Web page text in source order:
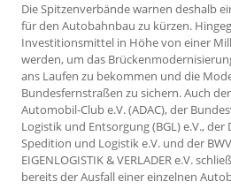
Die Spitzenverbände warnen deshalb
für den Autobahnbau zu kürzen.
Investitionsmittel in Höhe von einer
werden, um das
ans Laufen zu bekommen und die
Bundesfernstraßen zu sichern. Auch
Automobil-Club e.V. (ADAC), der
Logistik und Entsorgung (BGL) e.V., der
Spedition und Logistik e.V. und der
EIGENLOGISTIK & VERLADER e.V.
bereits der Ausfall einer einzelnen